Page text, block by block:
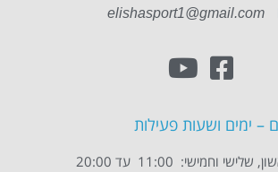
elishasport1@gmail.com
– ימים ושעות פעילות
וחמישי: 11:00 עד 20:00